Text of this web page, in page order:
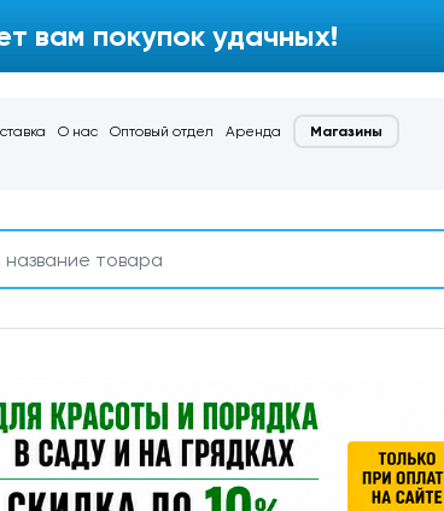
вам покупок удачных!
О нас Оптовый отдел Аренда Магазины